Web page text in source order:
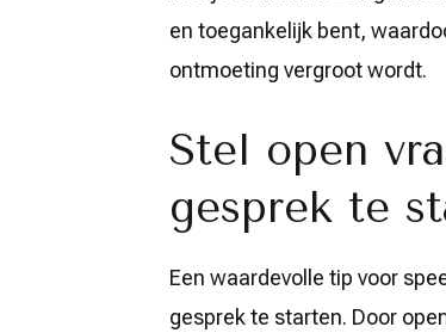
en toegankelijk bent,
ontmoeting vergroot wordt.
Stel open
gesprek te
Een waardevolle tip voor
gesprek te starten. Door